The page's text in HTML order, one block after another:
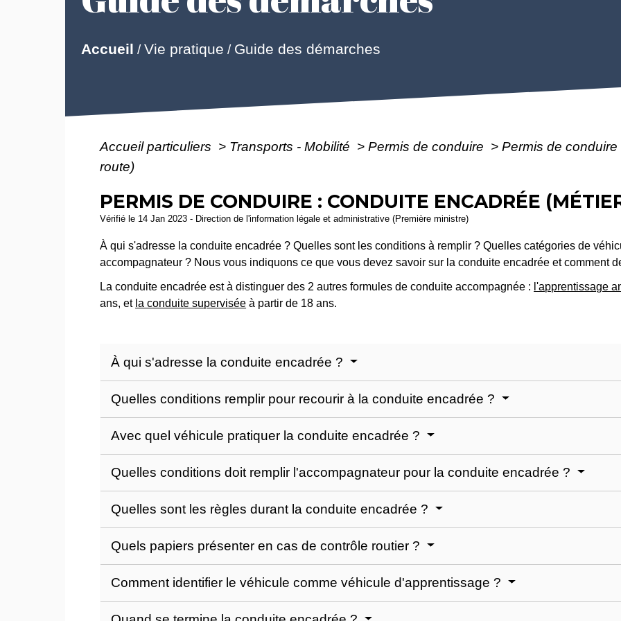
Accueil /Vie pratique / Guide des démarches
Accueil particuliers > Transports - Mobilité > Permis de conduire > Permis de
route)
PERMIS DE CONDUIRE : CONDUITE ENCADRÉE
Vérifié le 14 Jan 2023 - Direction de l'information légale et administrative (Première ministre)
À qui s'adresse la conduite encadrée ? Quelles sont les conditions à remplir ? Quelles catégories de
accompagnateur ? Nous vous indiquons ce que vous devez savoir sur la conduite encadrée et comment
La conduite encadrée est à distinguer des 2 autres formules de conduite accompagnée : l'apprentissage
ans, et la conduite supervisée à partir de 18 ans.
À qui s'adresse la conduite encadrée ?
Quelles conditions remplir pour recourir à la conduite encadrée ?
Avec quel véhicule pratiquer la conduite encadrée ?
Quelles conditions doit remplir l'accompagnateur pour la conduite encadrée ?
Quelles sont les règles durant la conduite encadrée ?
Quels papiers présenter en cas de contrôle routier ?
Comment identifier le véhicule comme véhicule d'apprentissage ?